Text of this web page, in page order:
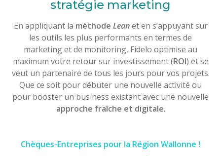
stratégie marketing
En appliquant la méthode Leanet en s’appuyant sur
les outils les plus performants en termes de
marketing et de monitoring, Fidelo optimise au
maximum votre retour sur investissement (ROI) et se
veut un partenaire de tous les jours pour vos projets.
Que ce soit pour débuter une nouvelle activité ou
pour booster un business existant avec une nouvelle
approche fraîche et digitale.
Chèques-Entreprises pour la Région Wallonne !